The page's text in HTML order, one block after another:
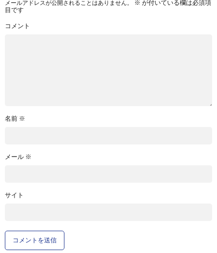
メールアドレスが公開されることはありません。 ※ が付いている欄は必須項
目です
コメント
名前 ※
メール ※
サイト